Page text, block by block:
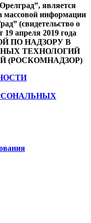
является
массовой информации
(свидетельство о
апреля 2019 года
ПО НАДЗОРУ В
ТЕХНОЛОГИЙ
(РОСКОМНАДЗОР)